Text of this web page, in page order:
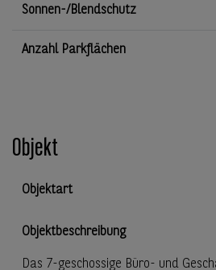
Sonnen-/Blendschutz
Anzahl Parkflächen
Objekt
Objektart
Objektbeschreibung
Das 7-geschossige Büro- und